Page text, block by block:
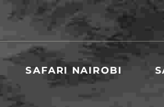
SAFARI NAIROBI